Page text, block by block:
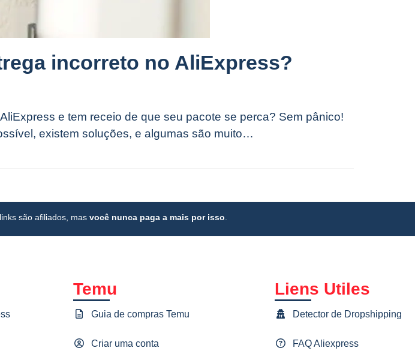
incorreto no AliExpress?
e tem receio de que seu pacote se perca? Sem pânico!
existem soluções, e algumas são muito…
são afiliados, mas você nunca paga a mais por isso
Temu
Guia de compras Temu
Criar uma conta
Liens Utiles
Detector de Dropshipping
FAQ Aliexpress